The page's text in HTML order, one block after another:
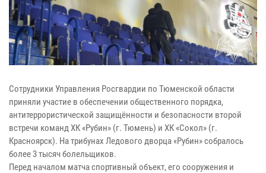
Сотрудники Управления Росгвардии по Тюменской области
приняли участие в обеспечении общественного порядка,
антитеррористической защищённости и безопасности второй
встречи команд ХК «Рубин» (г. Тюмень) и ХК «Сокол» (г.
Красноярск). На трибунах Ледового дворца «Рубин» собралось
более 3 тысяч болельщиков.
Перед началом матча спортивный объект, его сооружения и